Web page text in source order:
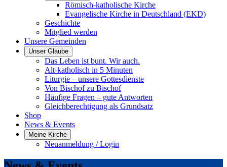
Römisch-katholische Kirche
Evangelische Kirche in Deutschland (EKD)
Geschichte
Mitglied werden
Unsere Gemeinden
Unser Glaube
Das Leben ist bunt. Wir auch.
Alt-katholisch in 5 Minuten
Liturgie – unsere Gottesdienste
Von Bischof zu Bischof
Häufige Fragen – gute Antworten
Gleichberechtigung als Grundsatz
Shop
News & Events
Meine Kirche
Neuanmeldung / Login